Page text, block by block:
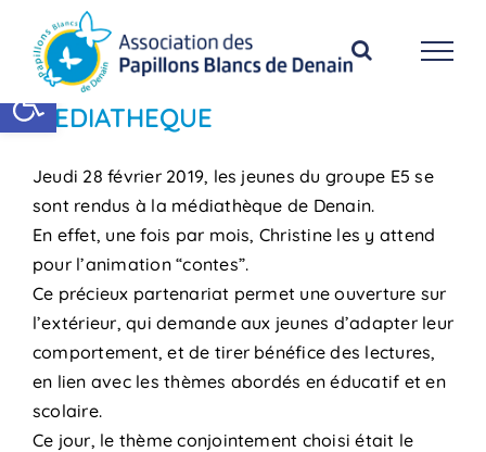
Ouvrir la barre d’outils
contenu
MEDIATHEQUE
Jeudi 28 février 2019, les jeunes du groupe E5 se
sont rendus à la médiathèque de Denain.
En effet, une fois par mois, Christine les y attend
pour l’animation “contes”.
Ce précieux partenariat permet une ouverture sur
l’extérieur, qui demande aux jeunes d’adapter leur
comportement, et de tirer bénéfice des lectures,
en lien avec les thèmes abordés en éducatif et en
scolaire.
Ce jour, le thème conjointement choisi était le